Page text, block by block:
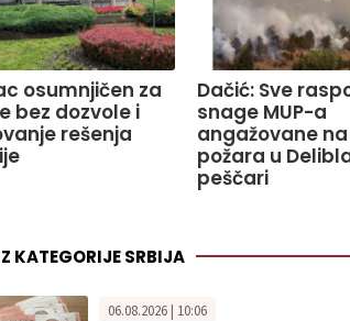
osumnjičen za
bez dozvole i
rešenja
Dačić: Sve
snage MUP-a
angažovane
požara u
peščari
KATEGORIJE SRBIJA
06.08.2026 | 10:06